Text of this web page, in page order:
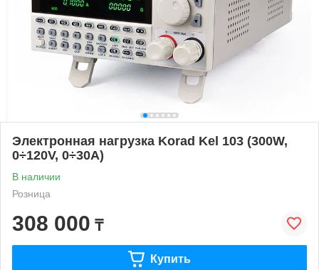
Электронная нагрузка Korad Kel 103 (300W,
0÷120V, 0÷30A)
В наличии
Розница
308 000 ₸
Купить